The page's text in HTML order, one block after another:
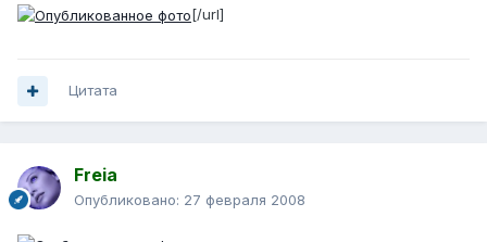
[/url]
Цитата
Freia
Опубликовано: 27 февраля 2008